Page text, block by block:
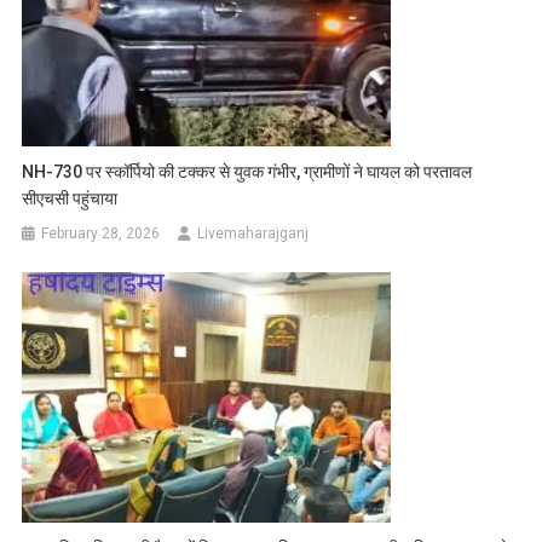
NH-730 पर स्कॉर्पियो की टक्कर से युवक गंभीर, ग्रामीणों ने घायल को परतावल
सीएचसी पहुंचाया
February 28, 2026 Livemaharajganj